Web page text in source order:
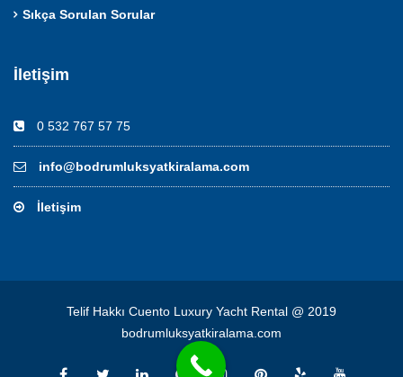
Sıkça Sorulan Sorular
İletişim
0 532 767 57 75
info@bodrumluksyatkiralama.com
İletişim
Telif Hakkı Cuento Luxury Yacht Rental @ 2019
bodrumluksyatkiralama.com